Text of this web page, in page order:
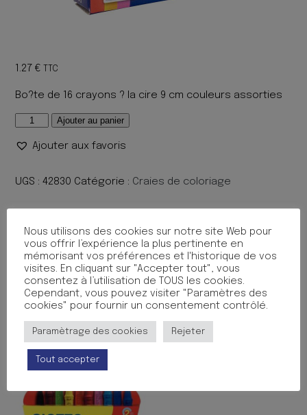
1.27€ TTC
Bo?te de 16 crayons ? la cire 9 cm couleurs assorties
quantité
CRAYON
MAJU
ASS
BTE16
Ajouter au panier
Ajouter aux favoris
UGS :42830 Catégorie : Craies de coloriage
Description
Bo?te de 16 crayons ? la cire 9 cm couleurs assorties.
Couleurs assorties.Diam?tre : 8 mm, longueur : 9 cm.
Produits similaires
Nous utilisons des cookies sur notre site Web pour
vous offrir l’expérience la plus pertinente en
mémorisant vos préférences et l'historique de vos
visites. En cliquant sur "Accepter tout", vous
consentez à l’utilisation de TOUS les cookies.
Cependant, vous pouvez visiter "Paramètres des
cookies" pour fournir un consentement contrôlé.
Paramètrage des cookies Rejeter
Tout accepter